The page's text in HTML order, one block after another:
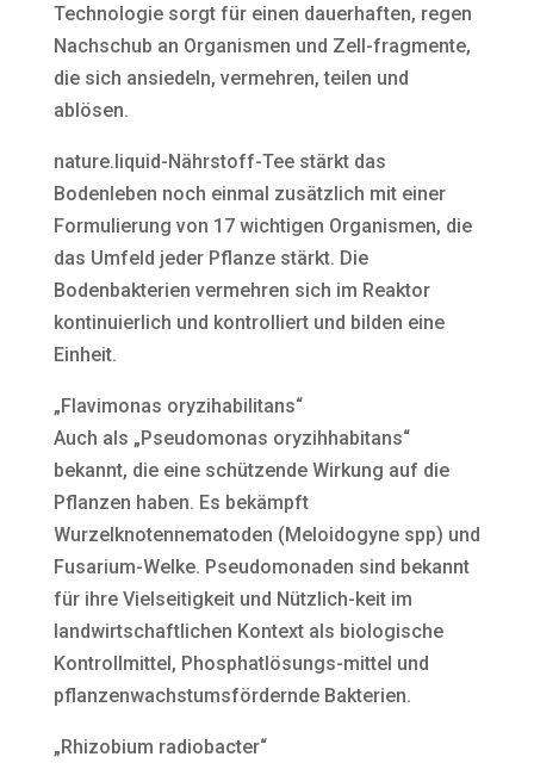
Technologie sorgt für einen dauerhaften, regen
Nachschub an Organismen und Zell-fragmente,
die sich ansiedeln, vermehren, teilen und
ablösen.
nature.liquid-Nährstoff-Tee stärkt das
Bodenleben noch einmal zusätzlich mit einer
Formulierung von 17 wichtigen Organismen, die
das Umfeld jeder Pflanze stärkt. Die
Bodenbakterien vermehren sich im Reaktor
kontinuierlich und kontrolliert und bilden eine
Einheit.
„Flavimonas oryzihabilitans“
Auch als „Pseudomonas oryzihhabitans“
bekannt, die eine schützende Wirkung auf die
Pflanzen haben. Es bekämpft
Wurzelknotennematoden (Meloidogyne spp) und
Fusarium-Welke. Pseudomonaden sind bekannt
für ihre Vielseitigkeit und Nützlich-keit im
landwirtschaftlichen Kontext als biologische
Kontrollmittel, Phosphatlösungs-mittel und
pflanzenwachstumsfördernde Bakterien.
„Rhizobium radiobacter“